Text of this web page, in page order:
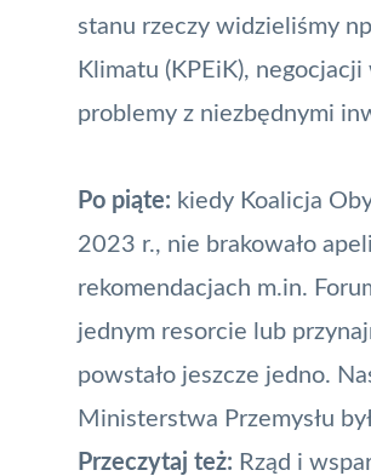
stanu rzeczy widzieliśmy
Klimatu (KPEiK), negocjacji
problemy z niezbędnymi
Po piąte: kiedy Koalicja
2023 r., nie brakowało
rekomendacjach m.in.
jednym resorcie lub
powstało jeszcze jedno.
Ministerstwa Przemysłu
Przeczytaj też: Rząd i